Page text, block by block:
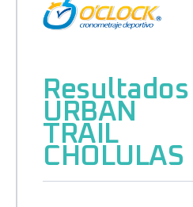
Resultados
URBAN
TRAIL
CHOLULAS